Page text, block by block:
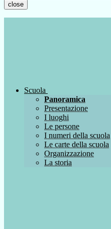
close
Scuola
Panoramica
Presentazione
I luoghi
Le persone
I numeri della scuola
Le carte della scuola
Organizzazione
La storia